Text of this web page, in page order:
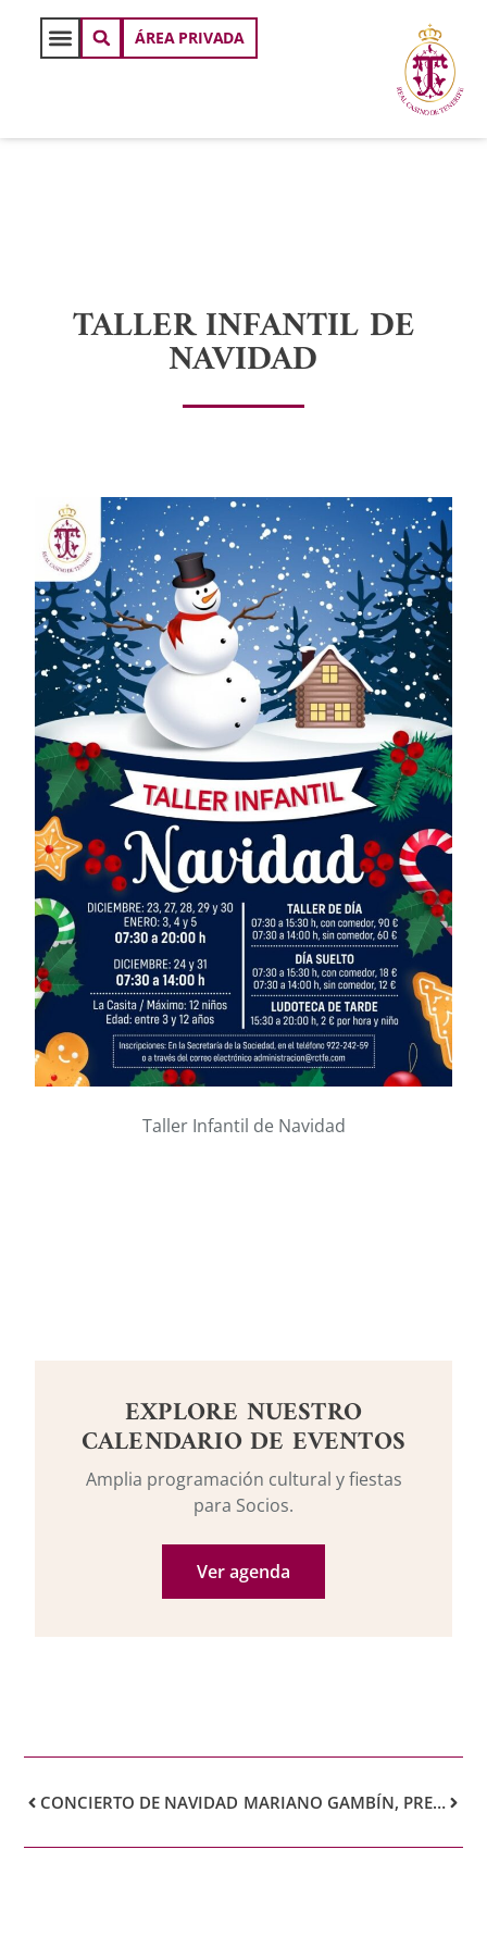
ÁREA PRIVADA
TALLER INFANTIL DE
NAVIDAD
Taller Infantil de Navidad
EXPLORE NUESTRO
CALENDARIO DE EVENTOS
Amplia programación cultural y fiestas
para Socios.
Ver agenda
CONCIERTO DE NAVIDAD MARIANO GAMBÍN, PRESENTARÁ SU ÚLTIMA OBRA: EL ORO DE MAURITANIA